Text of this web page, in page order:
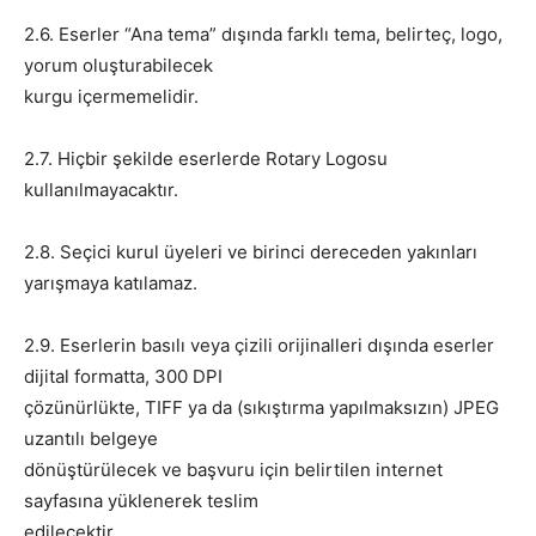
2.6. Eserler “Ana tema” dışında farklı tema, belirteç, logo,
yorum oluşturabilecek
kurgu içermemelidir.
2.7. Hiçbir şekilde eserlerde Rotary Logosu
kullanılmayacaktır.
2.8. Seçici kurul üyeleri ve birinci dereceden yakınları
yarışmaya katılamaz.
2.9. Eserlerin basılı veya çizili orijinalleri dışında eserler
dijital formatta, 300 DPI
çözünürlükte, TIFF ya da (sıkıştırma yapılmaksızın) JPEG
uzantılı belgeye
dönüştürülecek ve başvuru için belirtilen internet
sayfasına yüklenerek teslim